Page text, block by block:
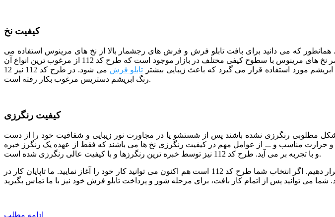
کیفیت نخ
همانطور که می دانید برای بافت تابلو فرش و فرش های رجشمار بالا از نخ های مرینوس استفاده می
شود. مرینوس نام نوعی نژاد گوسفند خارجی است که دارای پشمی بسیار ظریف می باشد. در حال حاضر نخ های مرینوس با سطوح کیفی مختلف در بازار موجود است که طرح کد 112 از مرغوب ترین انواع آن
مورد استفاده قرار می گیرد که باعث زیبایی بیشتر تابلو فرش
می شود. در طرح کد 112 نیز 12
رنگ ابریشم دستریس مرغوب بکار رفته است.
کیفیت رنگرزی
شکل مطلوبی رنگرزی نشده باشند پس از شستشو یا در مجاورت نور زیبایی و شفافیت خود را از دست
و حرارت مناسب و ... از عوامل مهم در کیفیت رنگرزی نخ ها می باشند که فقط از عهده یک رنگرز خبره
و با تجربه بر می آید. طرح کد 112 نیز توسط خبره ترین رنگرزها و با کیفیت عالی رنگرزی شده است.
ما تمام تلاش خود را به کار برده ایم تا با استفاده از نیروهای متخصص بهترین کیفیت را در اختیار شما قرار دهیم. اگر انتخاب شما طرح کد 112 است هم اکنون می توانید کار خود را آغاز نمایید. ما تاپایان کار در
ادامه مطلب